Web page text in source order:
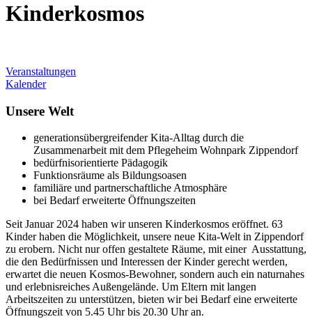
Kinderkosmos
Veranstaltungen
Kalender
Unsere Welt
generationsübergreifender Kita-Alltag durch die
Zusammenarbeit mit dem Pflegeheim Wohnpark Zippendorf
bedürfnisorientierte Pädagogik
Funktionsräume als Bildungsoasen
familiäre und partnerschaftliche Atmosphäre
bei Bedarf erweiterte Öffnungszeiten
Seit Januar 2024 haben wir unseren Kinderkosmos eröffnet. 63
Kinder haben die Möglichkeit, unsere neue Kita-Welt in Zippendorf
zu erobern. Nicht nur offen gestaltete Räume, mit einer Ausstattung,
die den Bedürfnissen und Interessen der Kinder gerecht werden,
erwartet die neuen Kosmos-Bewohner, sondern auch ein naturnahes
und erlebnisreiches Außengelände. Um Eltern mit langen
Arbeitszeiten zu unterstützen, bieten wir bei Bedarf eine erweiterte
Öffnungszeit von 5.45 Uhr bis 20.30 Uhr an.